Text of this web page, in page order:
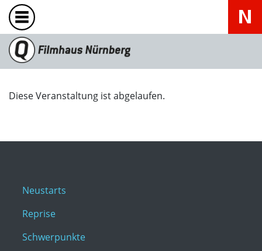
Diese Veranstaltung ist abgelaufen.
Neustarts
Reprise
Schwerpunkte